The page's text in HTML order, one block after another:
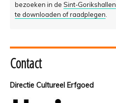
bezoeken in de Sint-Gorikshallen
te downloaden of raadplegen.
Contact
Directie Cultureel Erfgoed